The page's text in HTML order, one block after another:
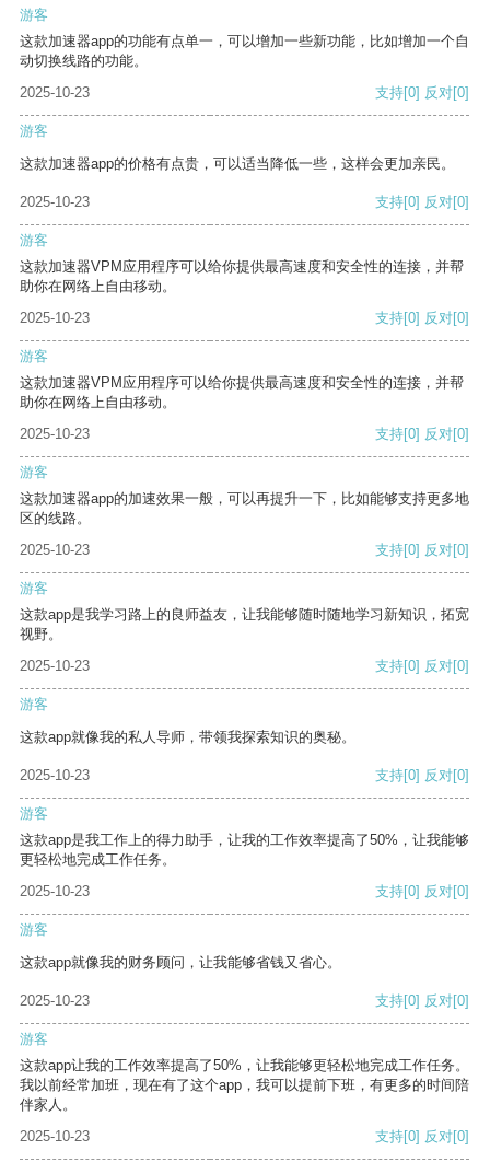
游客
这款加速器app的功能有点单一，可以增加一些新功能，比如增加一个自
动切换线路的功能。
2025-10-23
支持[0] 反对[0]
游客
这款加速器app的价格有点贵，可以适当降低一些，这样会更加亲民。
2025-10-23 支持[0] 反对[0]
游客
这款加速器VPM应用程序可以给你提供最高速度和安全性的连接，并帮
助你在网络上自由移动。
2025-10-23
支持[0] 反对[0]
游客
这款加速器VPM应用程序可以给你提供最高速度和安全性的连接，并帮
助你在网络上自由移动。
2025-10-23
支持[0] 反对[0]
游客
这款加速器app的加速效果一般，可以再提升一下，比如能够支持更多地
区的线路。
2025-10-23
支持[0] 反对[0]
游客
这款app是我学习路上的良师益友，让我能够随时随地学习新知识，拓宽
视野。
2025-10-23
支持[0] 反对[0]
游客
这款app就像我的私人导师，带领我探索知识的奥秘。
2025-10-23 支持[0] 反对[0]
游客
这款app是我工作上的得力助手，让我的工作效率提高了50%，让我能够
更轻松地完成工作任务。
2025-10-23
支持[0] 反对[0]
游客
这款app就像我的财务顾问，让我能够省钱又省心。
2025-10-23 支持[0] 反对[0]
游客
这款app让我的工作效率提高了50%，让我能够更轻松地完成工作任务。
我以前经常加班，现在有了这个app，我可以提前下班，有更多的时间陪
伴家人。
2025-10-23
支持[0] 反对[0]